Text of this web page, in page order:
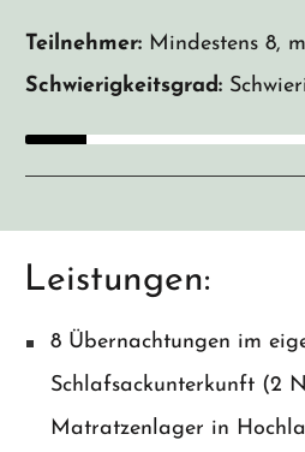
Teilnehmer: Mindestens 8,
Schwierigkeitsgrad:
Leistungen:
8 Übernachtungen im
Schlafsackunterkunft (2
Matratzenlager in